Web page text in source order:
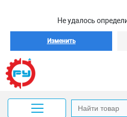
Не удалось
Изменить